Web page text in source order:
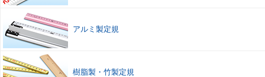
アルミ製定規
樹脂製 ・ 竹製定規